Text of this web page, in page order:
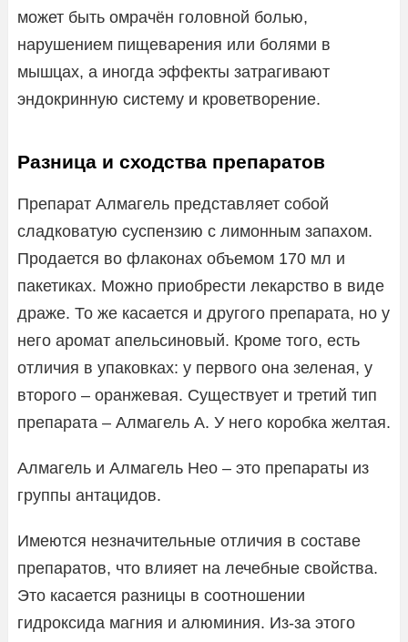
может быть омрачён головной болью,
нарушением пищеварения или болями в
мышцах, а иногда эффекты затрагивают
эндокринную систему и кроветворение.
Разница и сходства препаратов
Препарат Алмагель представляет собой
сладковатую суспензию с лимонным запахом.
Продается во флаконах объемом 170 мл и
пакетиках. Можно приобрести лекарство в виде
драже. То же касается и другого препарата, но у
него аромат апельсиновый. Кроме того, есть
отличия в упаковках: у первого она зеленая, у
второго – оранжевая. Существует и третий тип
препарата – Алмагель А. У него коробка желтая.
Алмагель и Алмагель Нео – это препараты из
группы антацидов.
Имеются незначительные отличия в составе
препаратов, что влияет на лечебные свойства.
Это касается разницы в соотношении
гидроксида магния и алюминия. Из-за этого